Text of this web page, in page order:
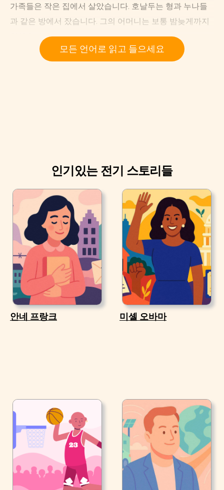
가족들은 작은 집에서 살았습니다. 호날두는 형과 누나들
과 같은 방에서 잤습니다. 그의 어머니는 보통 밤늦게까지
일했습니다.
모든 언어로 읽고 들으세요
인기있는 전기 스토리들
안네 프랑크 미셸 오바마